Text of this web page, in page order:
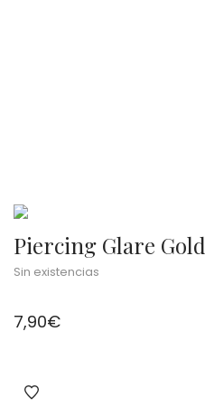
Piercing Glare Gold
Sin existencias
7,90€